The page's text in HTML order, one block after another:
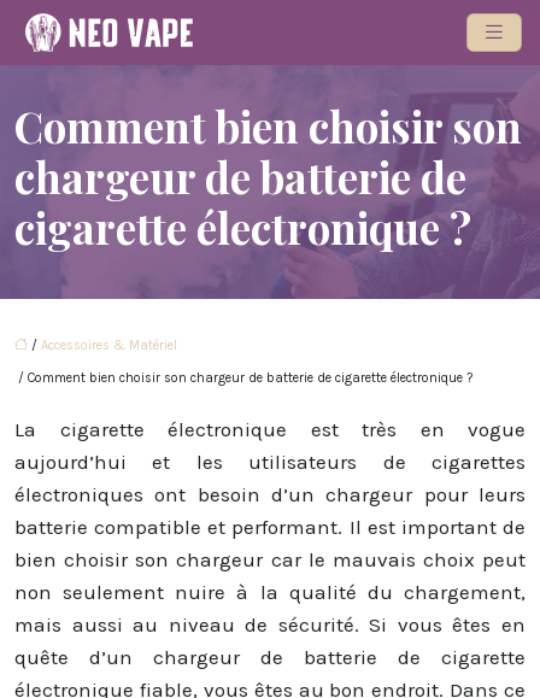
Comment bien choisir son
chargeur de batterie de
cigarette électronique ?
/ Accessoires & Matériel
/ Comment bien choisir son chargeur de batterie de cigarette électronique ?
La cigarette électronique est très en vogue
aujourd’hui et les utilisateurs de cigarettes
électroniques ont besoin d’un chargeur pour leurs
batterie compatible et performant. Il est important de
bien choisir son chargeur car le mauvais choix peut
non seulement nuire à la qualité du chargement,
mais aussi au niveau de sécurité. Si vous êtes en
quête d’un chargeur de batterie de cigarette
électronique fiable, vous êtes au bon endroit. Dans ce